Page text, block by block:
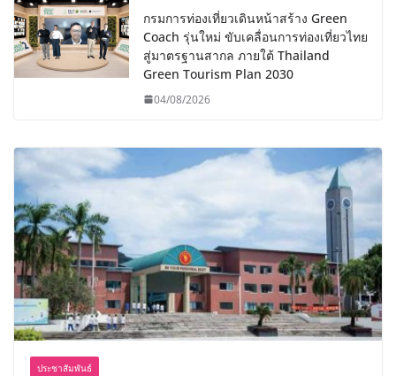
กรมการท่องเที่ยวเดินหน้าสร้าง Green
Coach รุ่นใหม่ ขับเคลื่อนการท่องเที่ยวไทย
สู่มาตรฐานสากล ภายใต้ Thailand
Green Tourism Plan 2030
04/08/2026
ประชาสัมพันธ์